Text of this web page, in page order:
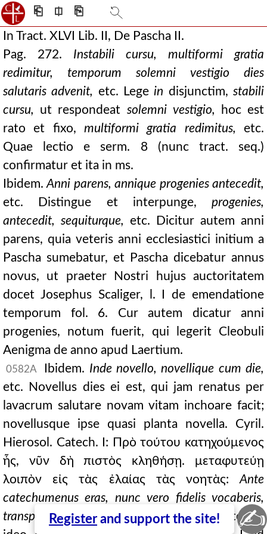
⎗ ⎅ ⎘
In Tract. XLVI Lib. II, De Pascha II.
Pag. 272. Instabili cursu, multiformi gratia
redimitur, temporum solemni vestigio dies
salutaris advenit, etc. Legein disjunctim,stabili
cursu, ut respondeat solemni vestigio, hoc est
rato et fixo, multiformi gratia redimitus, etc.
Quae lectio e serm. 8 (nunc tract. seq.)
confirmatur et ita in ms.
Ibidem.Anni parens, annique progenies antecedit,
etc. Distingue et interpunge, progenies,
antecedit, sequiturque, etc. Dicitur autem anni
parens, quia veteris anni ecclesiastici initium a
Pascha sumebatur, et Pascha dicebatur annus
novus, ut praeter Nostri hujus auctoritatem
docet Josephus Scaliger, l. I de emendatione
temporum fol. 6. Cur autem dicatur anni
progenies, notum fuerit, qui legerit Cleobuli
Aenigma de anno apud Laertium.
0582A Ibidem. Inde novello, novellique cum die,
etc. Novellus dies ei est, qui jam renatus per
lavacrum salutare novam vitam inchoare facit;
novellusque ipse quasi planta novella. Cyril.
Hierosol. Catech. I: Πρὸ τούτου κατηχούμενος
ἦς, νῦν δὴ πιστὸς κληθήσῃ. μεταφυτεύῃ
λοιπὸν εἰς τὰς ἐλαίας τὰς νοητὰς: Ante
catechumenus eras, nunc vero fidelis vocaberis,
transplantaris rursus in spiritales oleas,etc. Et
Register and support the site! ✍